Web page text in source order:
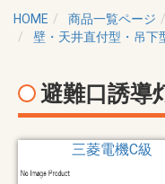
HOME 商品一覧ページ
壁・天井直付型・吊下
避難口誘導
三菱電機C級